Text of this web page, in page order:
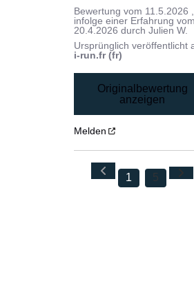
Bewertung vom 11.5.2026 ,
infolge einer Erfahrung
20.4.2026 durchJulien W.
Ursprünglich veröffentlicht
i-run.fr (fr)
Originalbewertung
anzeigen
Melden
1 5